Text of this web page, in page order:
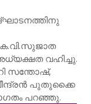
വഹിച്ചു.
സന്തോഷ്,
പുതുക്കൈ
പറഞ്ഞു.